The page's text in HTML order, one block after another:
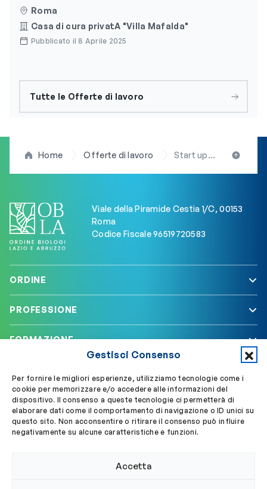
Gestisci Consenso
Per fornire le migliori esperienze, utilizziamo tecnologie come i
cookie per memorizzare e/o accedere alle informazioni del
dispositivo. Il consenso a queste tecnologie ci permetterà di
elaborare dati come il comportamento di navigazione o ID unici su
questo sito. Non acconsentire o ritirare il consenso può influire
negativamente su alcune caratteristiche e funzioni.
Accetta
Roma
Casa di cura privatA "Villa Mafalda"
Pubblicato il 8 Aprile 2025
Tutte le Offerte di lavoro
Home Offerte di lavoro Start up innovativa ricerca biologo per attività di sviluppo prodotto
Viale della Piramide Cestia 1/C, 00153
Roma
Codice Fiscale 96519720583
ORDINE
PROFESSIONE
FORMAZIONE
Segui OBLA su Accedi a My OBLA